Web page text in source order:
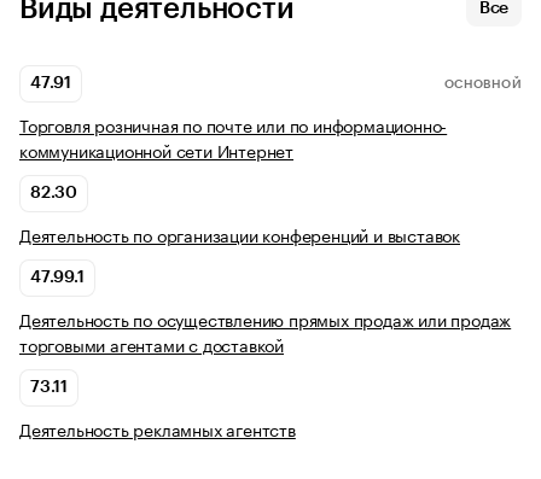
Виды деятельности Все
47.91 ОСНОВНОЙ
Торговля розничная по почте или по информационно-
коммуникационной сети Интернет
82.30
Деятельность по организации конференций и выставок
47.99.1
Деятельность по осуществлению прямых продаж или продаж
торговыми агентами с доставкой
73.11
Деятельность рекламных агентств